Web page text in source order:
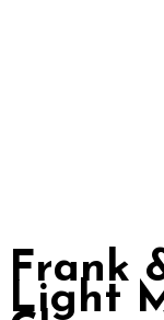
Frank
Light